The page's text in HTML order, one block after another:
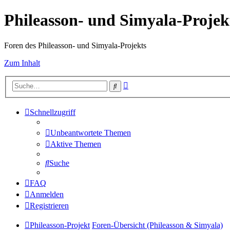
Phileasson- und Simyala-
Foren des Phileasson- und Simyala-Projekts
Zum Inhalt
Suche
Schnellzugriff
Unbeantwortete Themen
Aktive Themen
Suche
FAQ
Anmelden
Registrieren
Phileasson-Projekt Foren-Übersicht (Phileasson & Simyala)